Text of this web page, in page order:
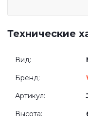
Технические
Вид:
Бренд:
Артикул:
Высота: